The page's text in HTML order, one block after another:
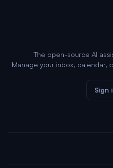
The open-source AI
Manage your inbox,
Sign